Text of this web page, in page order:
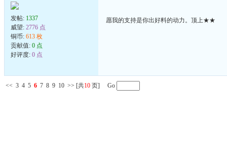
发帖: 1337
威望: 2776 点
铜币: 613 枚
贡献值: 0 点
好评度: 0 点
愿我的支持是你出好料的动力。顶上★★
<< 3 4 5 6 7 8 9 10 >> [共10 页] Go